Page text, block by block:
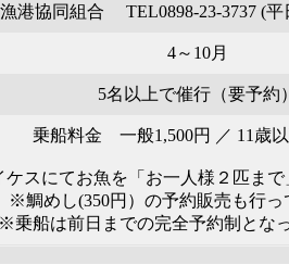
港協同組合 TEL0898-23-3737 (平
4～10月
5名以上で催行（要予約）
乗船料金 一般1,500円 ／ 11歳以
スにてお魚を「お一人様２匹まで
※鯛めし(350円）の予約販売も行っ
※乗船は前日までの完全予約制とな